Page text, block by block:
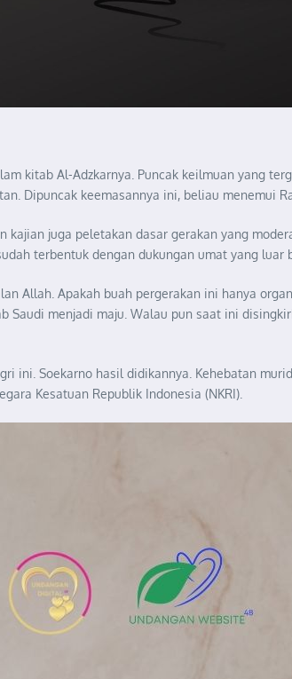
kitab Al-Adzkarnya. Puncak keilmuan yang
Dipuncak keemasannya ini, beliau menemui
juga peletakan dasar gerakan yang
terbentuk dengan dukungan umat yang luar
Allah. Apakah buah pergerakan ini hanya
Saudi menjadi maju. Walau pun saat ini
ini. Soekarno hasil didikannya. Kehebatan
Kesatuan Republik Indonesia (NKRI).